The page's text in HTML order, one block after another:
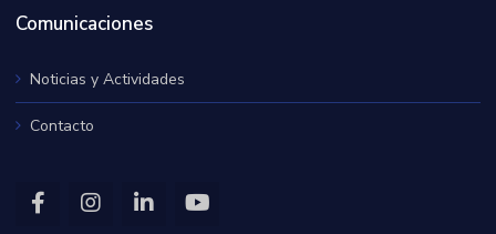
Comunicaciones
Noticias y Actividades
Contacto